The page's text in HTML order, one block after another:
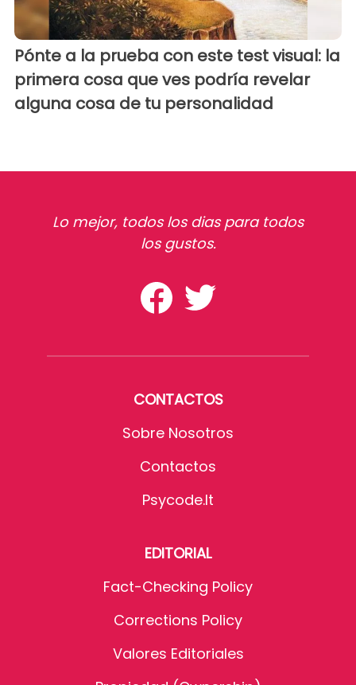
Pónte a la prueba con este test visual: la
primera cosa que ves podría revelar
alguna cosa de tu personalidad
Lo mejor, todos los dias para todos
los gustos.
CONTACTOS
Sobre Nosotros
Contactos
Psycode.it
EDITORIAL
Fact-Checking Policy
Corrections Policy
Valores Editoriales